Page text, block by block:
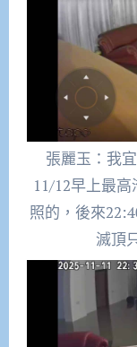
張麗玉：我
11/12早上最
照的，後來
滅頂